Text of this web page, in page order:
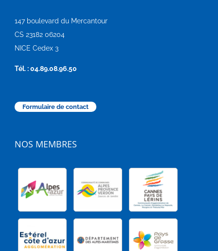
147 boulevard du Mercantour
CS 23182 06204
NICE Cedex 3
Tél. : 04.89.08.96.50
Formulaire de contact
NOS MEMBRES